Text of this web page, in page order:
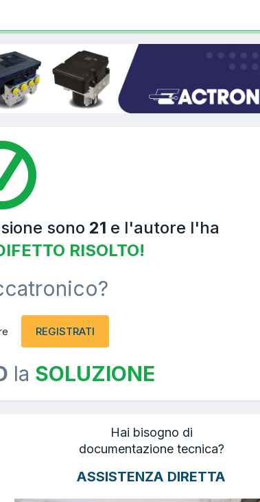
sono 21 e l'autore l'ha
RISOLTO!
REGISTRATI
la SOLUZIONE
Hai bisogno di
documentazione tecnica?
ASSISTENZA DIRETTA